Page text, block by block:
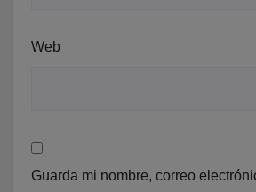
Web
Guarda mi nombre, correo